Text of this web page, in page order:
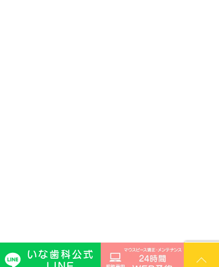
いな歯科公式
© ina-dental.jp